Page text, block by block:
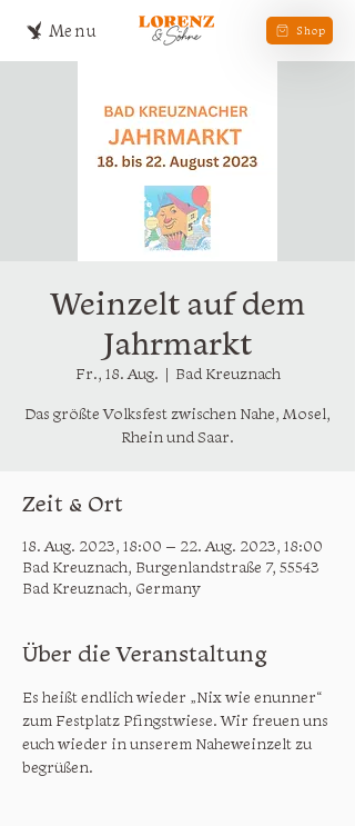
Menu Shop
Weinzelt auf dem
Jahrmarkt
Fr., 18. Aug.
  |
Bad Kreuznach
Das größte Volksfest zwischen Nahe, Mosel,
Rhein und Saar.
Zeit & Ort
18. Aug. 2023, 18:00 – 22. Aug. 2023, 18:00
Bad Kreuznach, Burgenlandstraße 7, 55543
Bad Kreuznach, Germany
Über die Veranstaltung
Es heißt endlich wieder „Nix wie enunner“
zum Festplatz Pfingstwiese. Wir freuen uns
euch wieder in unserem Naheweinzelt zu
begrüßen.